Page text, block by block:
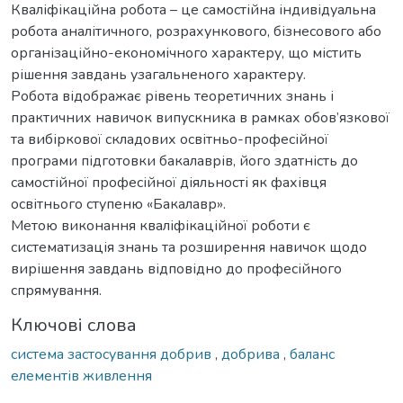
Кваліфікаційна робота – це самостійна індивідуальна
робота аналітичного, розрахункового, бізнесового або
організаційно-економічного характеру, що містить
рішення завдань узагальненого характеру.
Робота відображає рівень теоретичних знань і
практичних навичок випускника в рамках обов’язкової
та вибіркової складових освітньо-професійної
програми підготовки бакалаврів, його здатність до
самостійної професійної діяльності як фахівця
освітнього ступеню «Бакалавр».
Метою виконання кваліфікаційної роботи є
систематизація знань та розширення навичок щодо
вирішення завдань відповідно до професійного
спрямування.
Ключові слова
система застосування добрив , добрива , баланс
елементів живлення